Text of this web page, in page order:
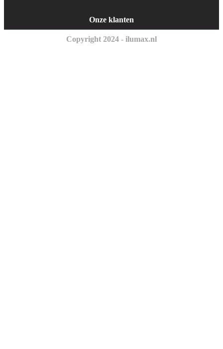
Onze klanten
Copyright 2024 - ilumax.nl